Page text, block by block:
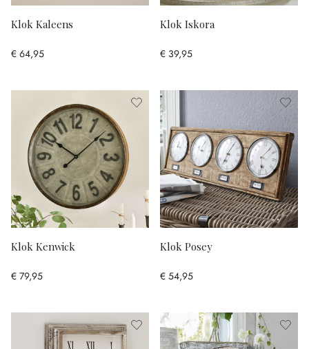
Klok Kaleens
€ 64,95
Klok Iskora
€ 39,95
Klok Kenwick
€ 79,95
Klok Posey
€ 54,95